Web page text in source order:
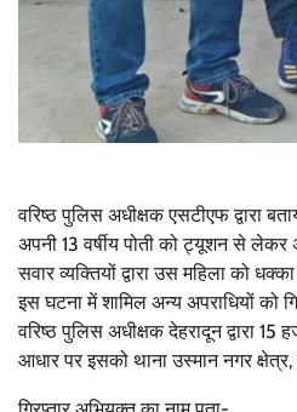
वरिष्ठ पुलिस अधीक्षक एसटीएफ द्वारा
अपनी 13 वर्षीय पोती को ट्यूशन से
सवार व्यक्तियों द्वारा उस महिला को
इस घटना में शामिल अन्य अपराधियों को
वरिष्ठ पुलिस अधीक्षक देहरादून द्वारा
आधार पर इसको थाना उस्मान नगर